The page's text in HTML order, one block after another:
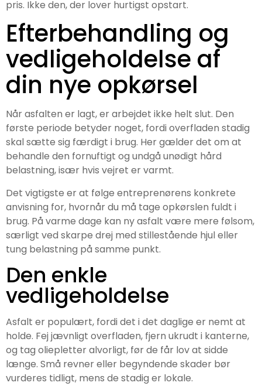
pris. Ikke den, der lover hurtigst opstart.
Efterbehandling og
vedligeholdelse af
din nye opkørsel
Når asfalten er lagt, er arbejdet ikke helt slut. Den
første periode betyder noget, fordi overfladen stadig
skal sætte sig færdigt i brug. Her gælder det om at
behandle den fornuftigt og undgå unødigt hård
belastning, især hvis vejret er varmt.
Det vigtigste er at følge entreprenørens konkrete
anvisning for, hvornår du må tage opkørslen fuldt i
brug. På varme dage kan ny asfalt være mere følsom,
særligt ved skarpe drej med stillestående hjul eller
tung belastning på samme punkt.
Den enkle
vedligeholdelse
Asfalt er populært, fordi det i det daglige er nemt at
holde. Fej jævnligt overfladen, fjern ukrudt i kanterne,
og tag oliepletter alvorligt, før de får lov at sidde
længe. Små revner eller begyndende skader bør
vurderes tidligt, mens de stadig er lokale.